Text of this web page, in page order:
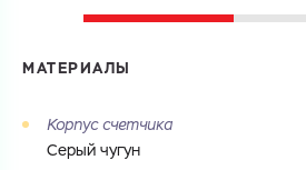
МАТЕРИАЛЫ
Корпус счетчика
Серый чугун